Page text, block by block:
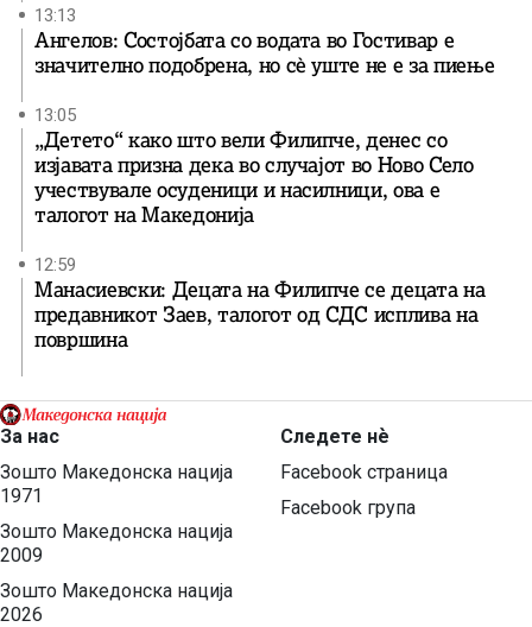
13:13
Ангелов: Состојбата со водата во Гостивар е
значително подобрена, но сè уште не е за пиење
13:05
„Детето“ како што вели Филипче, денес со
изјавата призна дека во случајот во Ново Село
учествувале осуденици и насилници, ова е
талогот на Македонија
12:59
Манасиевски: Децата на Филипче се децата на
предавникот Заев, талогот од СДС исплива на
површина
За нас
Зошто Македонска нација
1971
Зошто Македонска нација
2009
Зошто Македонска нација
2026
Следете нѐ
Facebook страница
Facebook група